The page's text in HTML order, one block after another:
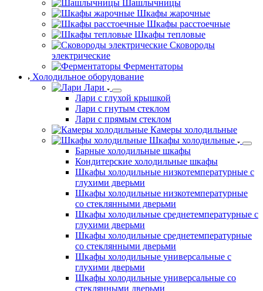
Шашлычницы
Шкафы жарочные
Шкафы расстоечные
Шкафы тепловые
Сковороды
электрические
Ферментаторы
Холодильное оборудование
Лари
Лари с глухой крышкой
Лари с гнутым стеклом
Лари с прямым стеклом
Камеры холодильные
Шкафы холодильные
Барные холодильные шкафы
Кондитерские холодильные шкафы
Шкафы холодильные низкотемпературные с
глухими дверьми
Шкафы холодильные низкотемпературные
со стеклянными дверьми
Шкафы холодильные среднетемпературные с
глухими дверьми
Шкафы холодильные среднетемпературные
со стеклянными дверьми
Шкафы холодильные универсальные с
глухими дверьми
Шкафы холодильные универсальные со
стеклянными дверьми